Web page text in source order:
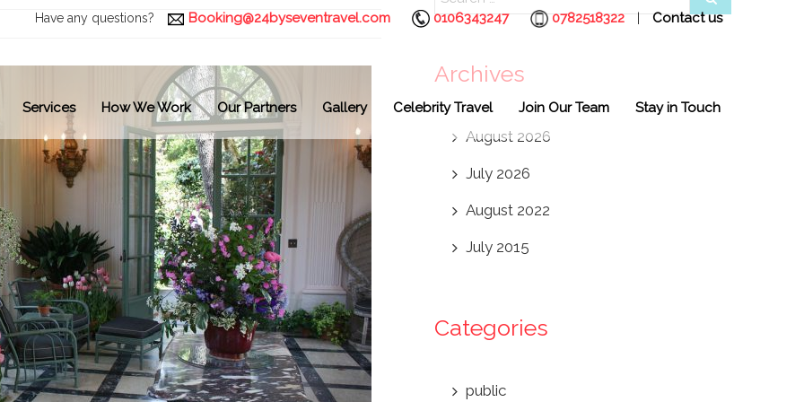
Have any questions? Booking@24byseventravel.com 0106343247 0782518322 Contact us
Services How We Work Our Partners Gallery Celebrity Travel Join Our Team Stay in Touch
Archives
August 2026
July 2026
August 2022
July 2015
Categories
public